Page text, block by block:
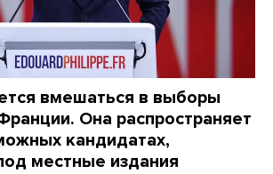
вмешаться в выборы
Она распространяет
кандидатах,
местные издания